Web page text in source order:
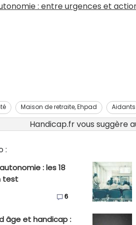
: entre urgences et
Maison de retraite, Ehpad Aidants
Handicap.fr vous suggère
:
: les 18
test
6
âge et handicap :